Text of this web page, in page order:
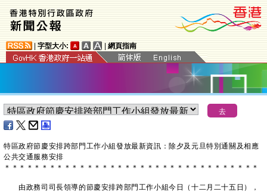
字型大小: 網頁指南
特區政府節慶安排跨部門工作小組發放最新資訊：除夕及元旦特別通關及相應
公共交通服務安排
＊ ＊ ＊ ＊ ＊ ＊ ＊ ＊ ＊ ＊ ＊ ＊ ＊ ＊ ＊ ＊ ＊ ＊ ＊ ＊ ＊ ＊ ＊ ＊ ＊ ＊ ＊ ＊ ＊ ＊ ＊ ＊ ＊ ＊
由政務司司長領導的節慶安排跨部門工作小組今日（十二月二十五日），